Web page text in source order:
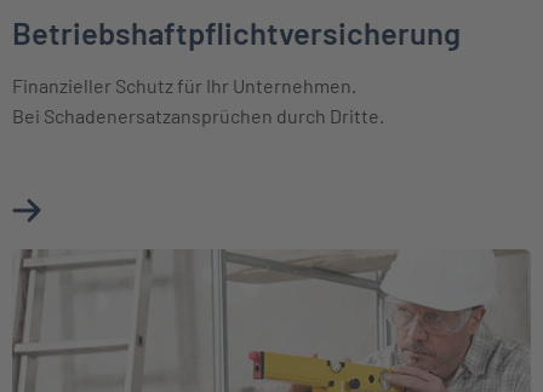
Betriebshaftpflichtversicherung
Finanzieller Schutz für Ihr Unternehmen.
Bei Schadenersatzansprüchen durch Dritte.
Mehr über Betriebshaftpflichtversicherung erfahren
Weiter zu Betriebshaftpflichtversicherung Baugewerbe